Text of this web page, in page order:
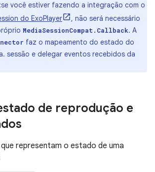
:se você estiver fazendo a integração com o
do ExoPlayer
, não será necessário
MediaSessionCompat.Callback. A
faz o mapeamento do estado do
sessão e delegar eventos recebidos da
de reprodução e
representam o estado de uma